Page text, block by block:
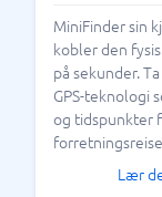
MiniFinder sin
kobler den
på sekunder.
GPS-teknologi
og tidspunkter
Lær